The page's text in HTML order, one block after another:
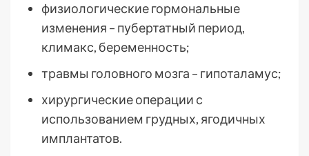
физиологические гормональные
изменения – пубертатный период,
климакс, беременность;
травмы головного мозга – гипоталамус;
хирургические операции с
использованием грудных, ягодичных
имплантатов.